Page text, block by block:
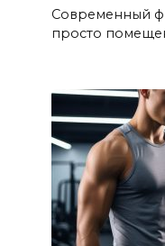
Современный
просто